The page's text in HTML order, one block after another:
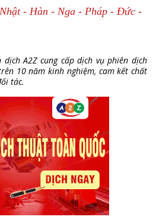
- Hàn - Nga - Pháp - Đức -
A2Z cung cấp dịch vụ phiên dịch
10 năm kinh nghiệm, cam kết chất
tác.